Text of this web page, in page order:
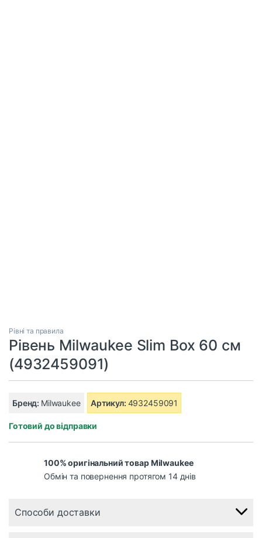
Рівні та правила
Рівень Milwaukee Slim Box 60 см
(4932459091)
Бренд: Milwaukee Артикул: 4932459091
Готовий до відправки
100% оригінальний товар Milwaukee
Обмін та повернення протягом 14 днів
Способи доставки